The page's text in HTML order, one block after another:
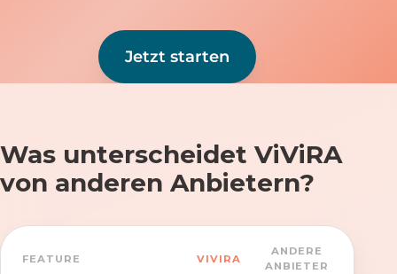
Jetzt starten
Was unterscheidet ViViRA
von anderen Anbietern?
FEATURE VIVIRA
ANDERE
ANBIETER